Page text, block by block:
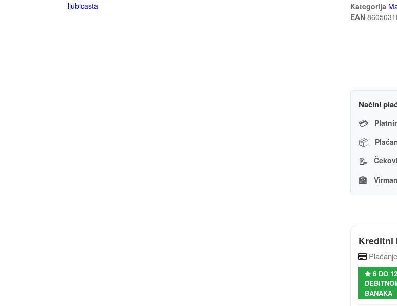
Kategorija
EAN
Načini
💳
📦
📝
🏦
Kreditni
6 DO
BANAKA